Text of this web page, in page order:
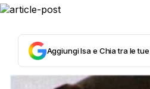
Aggiungi Isa e Chia tra le